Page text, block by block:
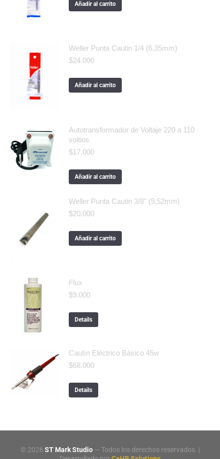
Añadir al carrito
Weller Punta Cautin 1/4 (6,35mm)
$24.000
Añadir al carrito
Autotransformador de Voltaje 220 a 110
voltios
$17.000
Añadir al carrito
Weller Punta Cautin 3/8" (9,52mm)
$20.000
Añadir al carrito
Flux
$9.000
Details
Cautín Eléctrico Básico 45w
$68.000
Details
© 2026 ST Mark Studio— Todos los derechos reservados. |